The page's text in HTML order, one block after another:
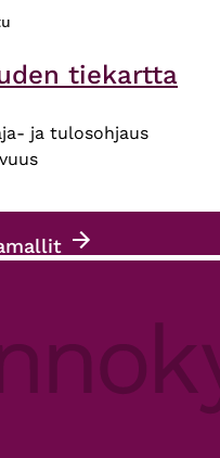
tiekartta
ja tulosohjaus